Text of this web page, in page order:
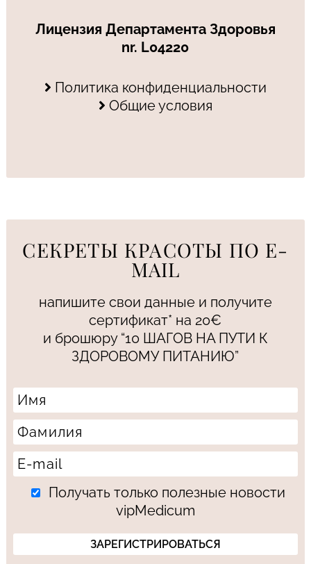
Лицензия Департамента Здоровья
nr. L04220
Политика конфиденциальности
Общие условия
СЕКРЕТЫ КРАСОТЫ ПО E-
MAIL
напишите свои данные и получите
сертификат* на 20€
и брошюру “10 ШАГОВ НА ПУТИ К
ЗДОРОВОМУ ПИТАНИЮ”
Получать только полезные новости
vipMedicum